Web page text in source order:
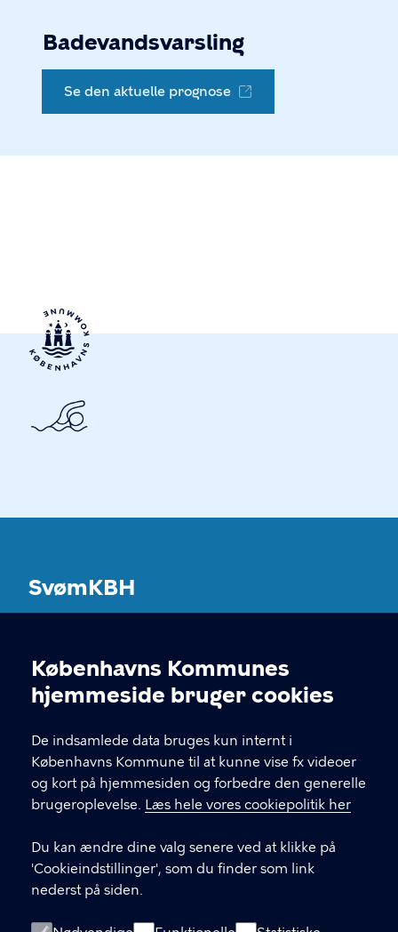
Cookieindstillinger
Københavns Kommunes
hjemmeside bruger cookies
De indsamlede data bruges kun internt i
Københavns Kommune til at kunne vise fx videoer
og kort på hjemmesiden og forbedre den generelle
brugeroplevelse. Læs hele vores cookiepolitik her
Du kan ændre dine valg senere ved at klikke på
'Cookieindstillinger', som du finder som link
nederst på siden.
Badevandsvarsling
Se den aktuelle prognose
SvømKBH
KONTAKT
1602 København V
LINKS
Kontakt og FAQ
Ordensregler